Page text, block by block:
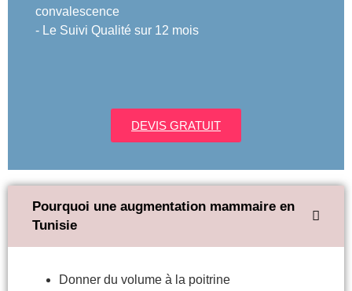
convalescence
- Le Suivi Qualité sur 12 mois
DEVIS GRATUIT
Pourquoi une augmentation mammaire en
Tunisie
Donner du volume à la poitrine